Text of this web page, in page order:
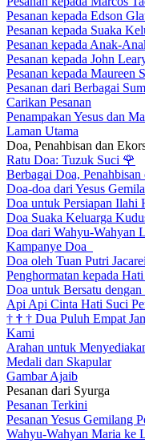
Pesanan kepada Edson
Pesanan kepada Suaka
Pesanan kepada Anak-
Pesanan kepada John
Pesanan kepada
Pesanan dari Berbagai
Carikan Pesanan
Penampakan Yesus dan
Laman Utama
Doa, Penahbisan dan
Ratu Doa: Tuzuk Suci 🌹
Berbagai Doa, Penahbisan
Doa-doa dari Yesus
Doa untuk Persiapan Ilahi
Doa Suaka Keluarga
Doa dari Wahyu-Wahyan
Kampanye Doa
Doa oleh Tuan Putri Jacarei
Penghormatan kepada
Doa untuk Bersatu
Api Api Cinta Hati Suci
† † † Dua Puluh Empat
Kami
Arahan untuk
Medali dan Skapular
Gambar Ajaib
Pesanan dari Syurga
Pesanan Terkini
Pesanan Yesus Gemilang
Wahyu-Wahyan Maria ke